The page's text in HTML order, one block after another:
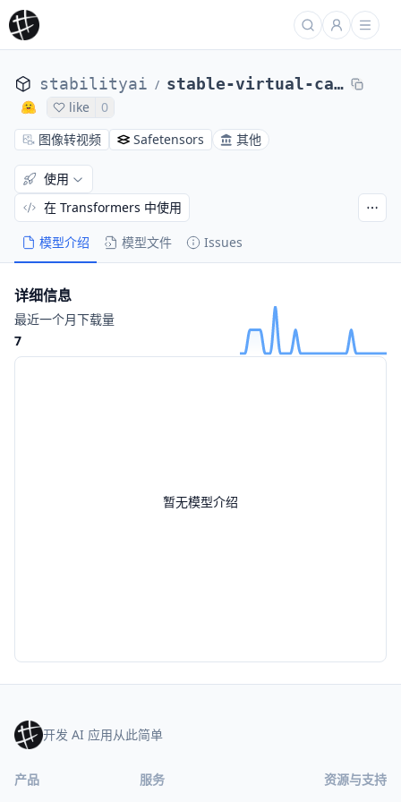
stabilityai / stable-virtual-camera
like
0
图像转视频
Safetensors 其他
模型介绍 模型文件 Issues
使用
在 Transformers 中使用
暂无模型介绍
详细信息
最近一个月下载量
7
开发 AI 应用从此简单
产品 服务 资源与支持